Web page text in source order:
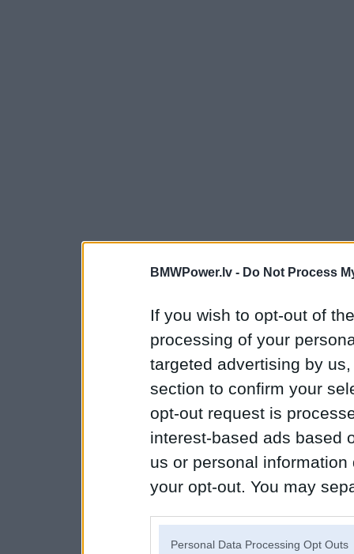
BMWPower.lv - Do Not Process
If you wish to opt-out of
processing of your
targeted advertising by
section to confirm your
opt-out request is
interest-based ads based
us or personal
your opt-out. You may
Personal Data Processing Opt Outs